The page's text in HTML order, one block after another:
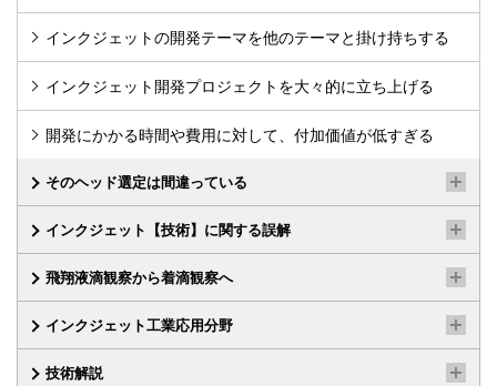
インクジェットの開発テーマを他のテーマと掛け持ちする
インクジェット開発プロジェクトを大々的に立ち上げる
開発にかかる時間や費用に対して、付加価値が低すぎる
そのヘッド選定は間違っている
インクジェット【技術】に関する誤解
飛翔液滴観察から着滴観察へ
インクジェット工業応用分野
技術解説